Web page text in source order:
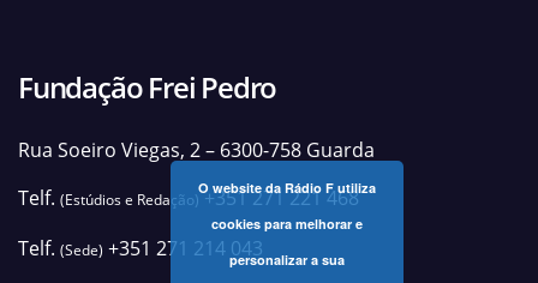
Fundação Frei Pedro
Rua Soeiro Viegas, 2 – 6300-758 Guarda
Telf. (Estúdios e Redação)+351 271 221 468
Telf. (Sede) +351 271 214 043
O website da Rádio F utiliza
cookies para melhorar e
personalizar a sua